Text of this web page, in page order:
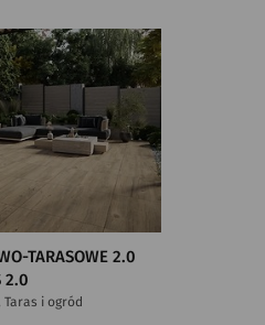
TARASOWE 2.0
2.0
i ogród